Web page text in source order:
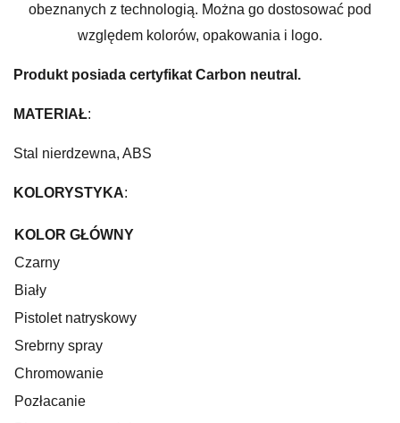
obeznanych z technologią. Można go dostosować pod
względem kolorów, opakowania i logo.
Produkt posiada certyfikat Carbon neutral.
MATERIAŁ:
Stal nierdzewna, ABS
KOLORYSTYKA:
KOLOR GŁÓWNY
Czarny
Biały
Pistolet natryskowy
Srebrny spray
Chromowanie
Pozłacanie